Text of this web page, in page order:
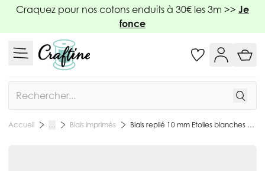
Allez au contenu
Craquez pour nos cotons enduits à 30€ les 3m >> Je
fonce
Accueil … Biais imprimés Biais replié 10 mm Etoiles blanches Fond gris x1m